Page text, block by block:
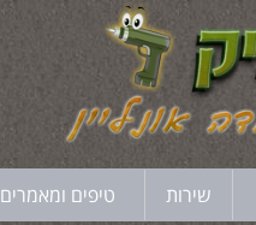
שירות טיפים ומאמרים